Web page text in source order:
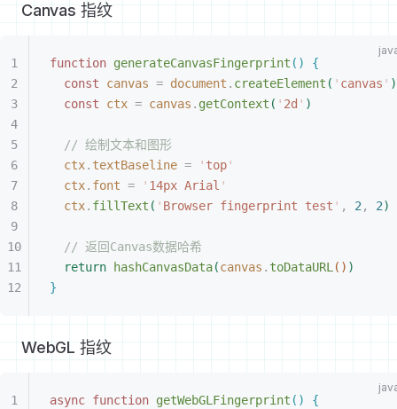
Canvas 指纹
function generateCanvasFingerprint ( )
{
const canvas = document . createElement ( ' canvas ' )
const ctx = canvas . getContext ( ' 2d ' )
// 绘制文本和图形
ctx. textBaseline = ' top'
ctx. font = ' 14px Arial '
ctx. fillText ( ' Browser fingerprint test ' , 2 , 2)
// 返回Canvas数据哈希
return hashCanvasData(canvas . toDataURL ( ) )
}
WebGL 指纹
async function getWebGLFingerprint ( )
{